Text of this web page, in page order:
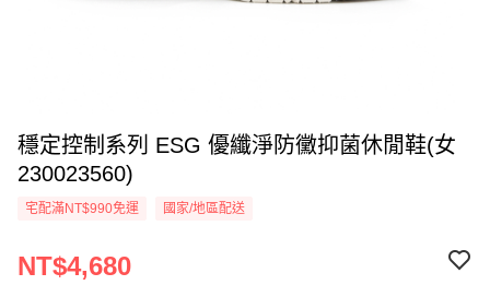
穩定控制系列 ESG 優纖淨防黴抑菌休閒鞋(女
230023560)
宅配滿NT$990免運 國家/地區配送
NT$4,680